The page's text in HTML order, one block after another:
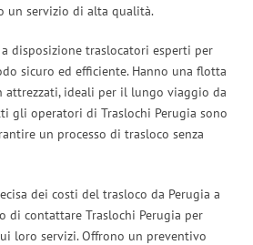
un servizio di alta qualità.
disposizione traslocatori esperti per
sicuro ed efficiente. Hanno una flotta
attrezzati, ideali per il lungo viaggio da
gli operatori di Traslochi Perugia sono
un processo di trasloco senza
dei costi del trasloco da Perugia a
di contattare Traslochi Perugia per
loro servizi. Offrono un preventivo